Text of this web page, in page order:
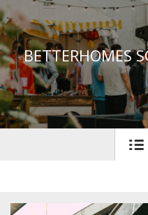
BETTERHOMES